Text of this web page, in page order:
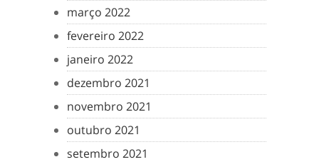
março 2022
fevereiro 2022
janeiro 2022
dezembro 2021
novembro 2021
outubro 2021
setembro 2021